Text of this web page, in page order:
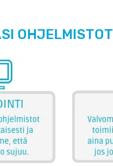
OHJELMISTOT